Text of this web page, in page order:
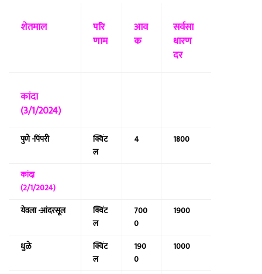
शेतमाल
परि
णाम
आव
क
सर्वसा
धारण
दर
कांदा
(3/1/2024)
पुणे -पिंपरी
क्विंट
ल
4 1800
कांदा
(2/1/2024)
येवला -आंदरसूल
क्विंट
ल
700
0
1900
धुळे
क्विंट
ल
190
0
1000